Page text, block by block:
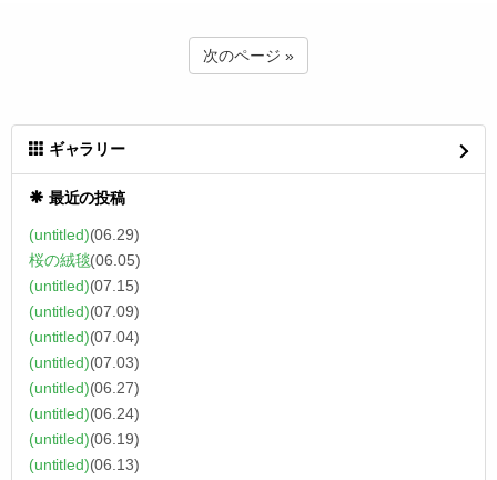
次のページ »
ギャラリー
最近の投稿
(untitled)(06.29)
桜の絨毯(06.05)
(untitled)(07.15)
(untitled)(07.09)
(untitled)(07.04)
(untitled)(07.03)
(untitled)(06.27)
(untitled)(06.24)
(untitled)(06.19)
(untitled)(06.13)